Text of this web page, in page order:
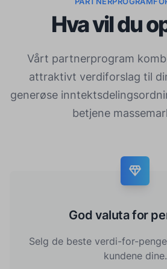
Hva vil du
Vårt partnerprogram
attraktivt verdiforslag til
generøse
betjene
God valuta for
Selg de beste verdi-for-
kundene dine.